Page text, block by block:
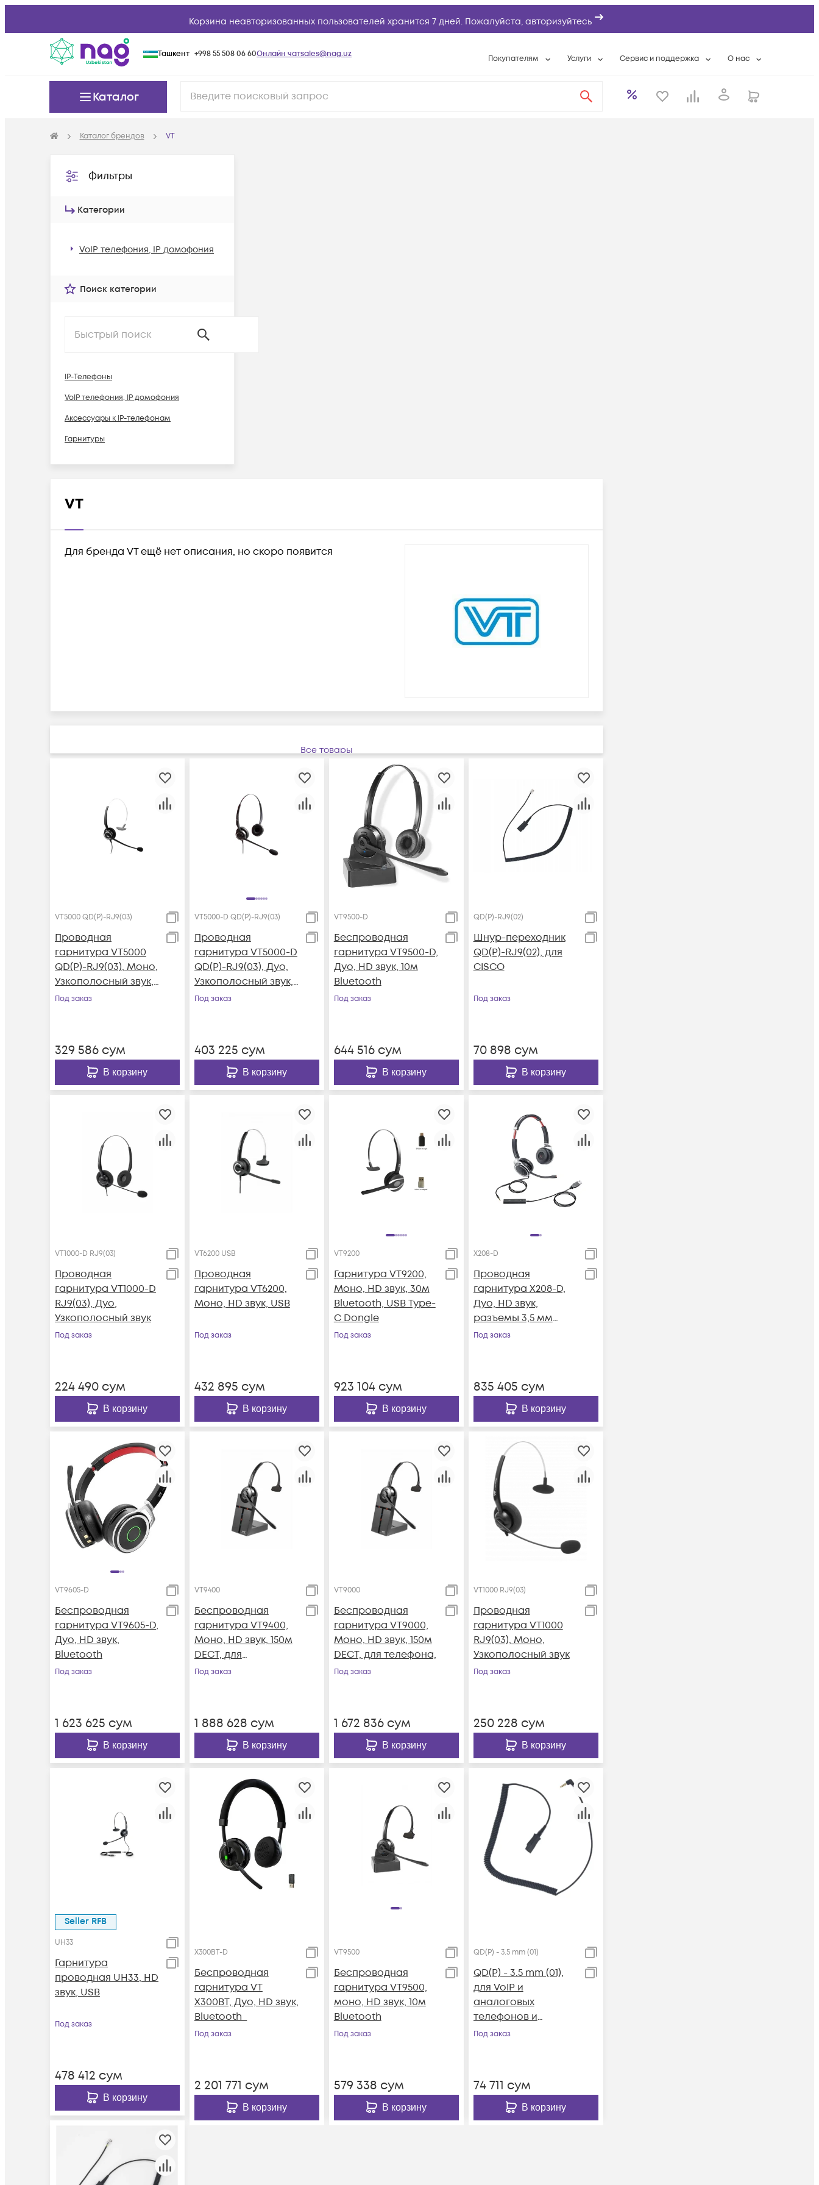
Корзина неавторизованных пользователей хранится 7 дней. Пожалуйста, авторизуйтесь
Ташкент +998 55 508 06 60Онлайн чатsales@nag.uz Покупателям Услуги
Расширенная гарантия
Сервис и поддержка
Разовые выездные работы
О нас
Контактная
Каталог
Каталог брендов VT
Фильтры
Категории
VoIP телефония, IP домофония
Поиск категории
IP-Телефоны
VoIP телефония, IP домофония
Аксессуары к IP-телефонам
Гарнитуры
VT
Для бренда VT ещё нет описания, но скоро появится
Все товары
VT5000 QD(P)-RJ9(03)
Проводная
гарнитура VT5000
QD(P)-RJ9(03), Моно,
Узкополосный звук,
QD, переходник QD-
Под заказ
329 586 сум
В корзину
VT5000-D QD(P)-RJ9(03)
Проводная
гарнитура VT5000-D
QD(P)-RJ9(03), Дуо,
Узкополосный звук,
QD, переходник QD-
Под заказ
403 225 сум
В корзину
VT9500-D
Беспроводная
гарнитура VT9500-D,
Дуо, HD звук, 10м
Bluetooth
Под заказ
644 516сум
В корзину
QD(P)-RJ9(02)
Шнур-переходник
QD(P)-RJ9(02), для
CISCO
Под заказ
70 898 сум
В корзину
VT1000-D RJ9(03)
Проводная
гарнитура VT1000-D
RJ9(03), Дуо,
Узкополосный звук
Под заказ
224 490 сум
В корзину
VT6200 USB
Проводная
гарнитура VT6200,
Моно, HD звук, USB
Под заказ
432 895 сум
В корзину
VT9200
Гарнитура VT9200,
Моно, HD звук, 30м
Bluetooth, USB Type-
C Dongle
Под заказ
923 104сум
В корзину
X208-D
Проводная
гарнитура X208-D,
Дуо, HD звук,
разъемы 3,5 мм
Jack и USB
Под заказ
835 405 сум
В корзину
VT9605-D
Беспроводная
гарнитура VT9605-D,
Дуо, HD звук,
Bluetooth
Под заказ
1 623 625 сум
В корзину
VT9400
Беспроводная
гарнитура VT9400,
Моно, HD звук, 150м
DECT, для
компьютера и
Под заказ
1 888 628 сум
В корзину
VT9000
Беспроводная
гарнитура VT9000,
Моно, HD звук, 150м
DECT, для телефона,
Под заказ
1 672 836сум
В корзину
VT1000 RJ9(03)
Проводная
гарнитура VT1000
RJ9(03), Моно,
Узкополосный звук
Под заказ
250 228 сум
В корзину
Seller RFB
UH33
Гарнитура
проводная UH33, HD
звук, USB
Под заказ
478 412 сум
В корзину
X300BT-D
Беспроводная
гарнитура VT
X300BT, Дуо, HD звук,
Bluetooth_
Под заказ
2 201 771 сум
В корзину
VT9500
Беспроводная
гарнитура VT9500,
моно, HD звук, 10м
Bluetooth
Под заказ
579 338 сум
В корзину
QD(P) - 3.5 mm (01)
QD(P) - 3.5 mm (01),
для VoIP и
аналоговых
телефонов и
смартфонов
Под заказ
74 711 сум
В корзину